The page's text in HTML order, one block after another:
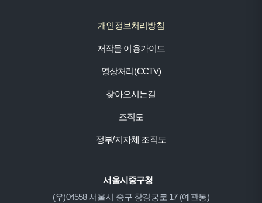
개인정보처리방침
저작물 이용가이드
영상처리(CCTV)
찾아오시는길
조직도
정부/지자체 조직도
서울시중구청
(우)04558 서울시 중구 창경궁로 17 (예관동)